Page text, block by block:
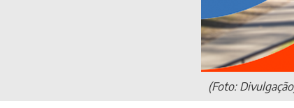
(Foto: